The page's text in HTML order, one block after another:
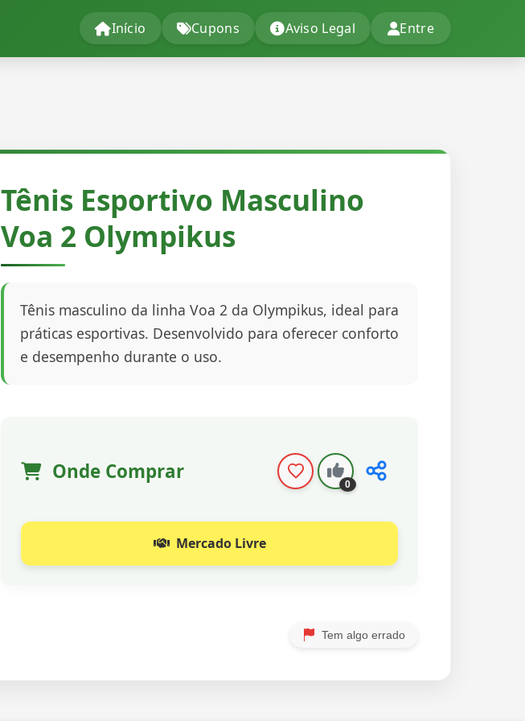
Início Cupons Aviso Legal Entre
Tênis Esportivo Masculino
Voa 2 Olympikus
Tênis masculino da linha Voa 2 da Olympikus, ideal para
práticas esportivas. Desenvolvido para oferecer conforto
e desempenho durante o uso.
Onde Comprar
0
Mercado Livre
Tem algo errado